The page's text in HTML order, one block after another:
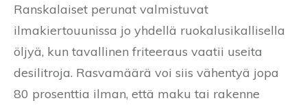
Ranskalaiset perunat valmistuvat
ilmakiertouunissa jo yhdellä ruokalusikallisella
öljyä, kun tavallinen friteeraus vaatii useita
desilitroja. Rasvamäärä voi siis vähentyä jopa
80 prosenttia ilman, että maku tai rakenne